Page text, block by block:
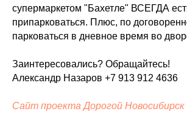
супермаркетом "Бахетле" ВСЕГДА
припарковаться. Плюс, по
парковаться в дневное время во
Заинтересовались? Обращайтесь!
Александр Назаров +7 913 912 4636
Сайт проекта Дорогой Новосибирск